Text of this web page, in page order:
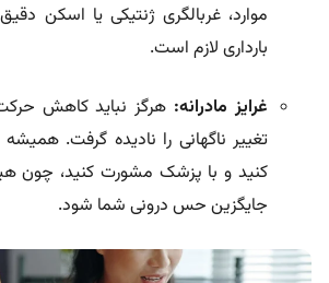
موارد، غربالگری ژنتیکی یا اسکن
بارداری لازم است.
غرایز مادرانه: هرگز نباید کاهش
تغییر ناگهانی را نادیده گرفت.
کنید و با پزشک مشورت کنید، چون
جایگزین حس درونی شما شود.